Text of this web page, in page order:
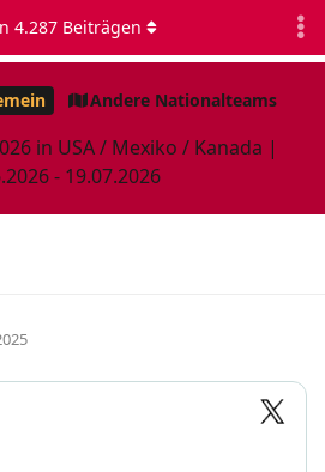
Andere Nationalteams
in USA / Mexiko / Kanada |
- 19.07.2026
4.287Beiträgen